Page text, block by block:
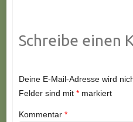
Schreibe einen
Deine E-Mail-Adresse wird
Felder sind mit *markiert
Kommentar *